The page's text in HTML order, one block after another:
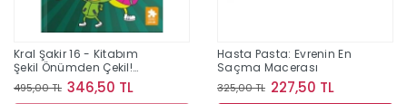
Kral Şakir 16 - Kitabım
Şekil Önümden Çekil!
(Ciltli)
495,00 TL 346,50 TL
Hasta Pasta: Evrenin En
Saçma Macerası
325,00 TL 227,50 TL